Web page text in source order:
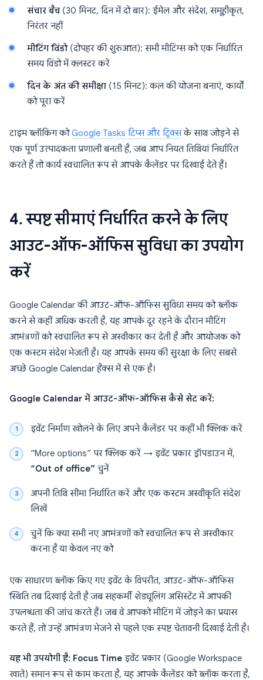
संचार बैच(30 मिनट, दिन में दो बार): ईमेल और संदेश, समूहीकृत,
निरंतर नहीं
मीटिंग विंडो(दोपहर की शुरुआत): सभी मीटिंग्स को एक निर्धारित
समय विंडो में क्लस्टर करें
दिन के अंत की समीक्षा(15 मिनट): कल की योजना बनाएं, कार्यों
को पूरा करें
टाइम ब्लॉकिंग कोGoogle Tasks टिप्स और ट्रिक्सके साथ जोड़ने से
एक पूर्ण उत्पादकता प्रणाली बनती है, जब आप नियत तिथियां निर्धारित
करते हैं तो कार्य स्वचालित रूप से आपके कैलेंडर पर दिखाई देते हैं।
4. स्पष्ट सीमाएं निर्धारित करने के लिए
आउट-ऑफ-ऑफिस सुविधा का उपयोग
करें
Google Calendar की आउट-ऑफ-ऑफिस सुविधा समय को ब्लॉक
करने से कहीं अधिक करती है, यह आपके दूर रहने के दौरान मीटिंग
आमंत्रणों को स्वचालित रूप से अस्वीकार कर देती है और आयोजक को
एक कस्टम संदेश भेजती है। यह आपके समय की सुरक्षा के लिए सबसे
अच्छे Google Calendar हैक्स में से एक है।
Google Calendar में आउट-ऑफ-ऑफिस कैसे सेट करें:
इवेंट निर्माण खोलने के लिए अपने कैलेंडर पर कहीं भी क्लिक करें
“More options” पर क्लिक करें → इवेंट प्रकार ड्रॉपडाउन में,
“Out of office”चुनें
अपनी तिथि सीमा निर्धारित करें और एक कस्टम अस्वीकृति संदेश
लिखें
चुनें कि क्या सभी नए आमंत्रणों को स्वचालित रूप से अस्वीकार
करना है या केवल नए को
एक साधारण ब्लॉक किए गए इवेंट के विपरीत, आउट-ऑफ-ऑफिस
स्थिति तब दिखाई देती है जब सहकर्मी शेड्यूलिंग असिस्टेंट में आपकी
उपलब्धता की जांच करते हैं। जब वे आपको मीटिंग में जोड़ने का प्रयास
करते हैं, तो उन्हें आमंत्रण भेजने से पहले एक स्पष्ट चेतावनी दिखाई देती है।
यह भी उपयोगी है: Focus Time इवेंट प्रकार (Google Workspace
खाते) समान रूप से काम करता है, यह आपके कैलेंडर को ब्लॉक करता है,